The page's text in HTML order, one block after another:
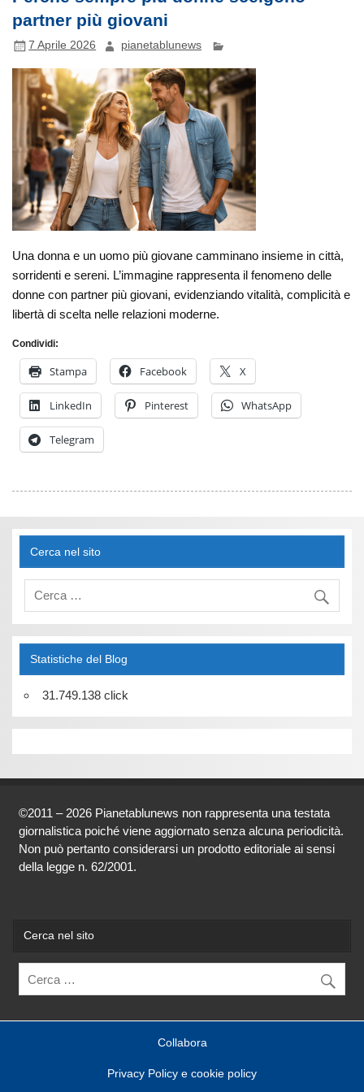
partner più giovani
7 Aprile 2026 pianetablunews
Una donna e un uomo più giovane camminano insieme in città,
sorridenti e sereni. L’immagine rappresenta il fenomeno delle
donne con partner più giovani, evidenziando vitalità, complicità e
libertà di scelta nelle relazioni moderne.
Condividi:
Stampa Facebook X
LinkedIn Pinterest WhatsApp
Telegram
Cerca nel sito
Statistiche del Blog
31.749.138 click
©2011 – 2026 Pianetablunews non rappresenta una testata
giornalistica poiché viene aggiornato senza alcuna periodicità.
Non può pertanto considerarsi un prodotto editoriale ai sensi
della legge n. 62/2001.
Cerca nel sito
Collabora
Privacy Policy e cookie policy